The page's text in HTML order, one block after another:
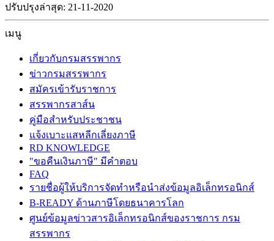
ปรับปรุงล่าสุด: 21-11-2020
เมนู
เกี่ยวกับกรมสรรพากร
ข่าวกรมสรรพากร
สมัครเข้ารับราชการ
สรรพากรสาส์น
คู่มือสำหรับประชาชน
แจ้งเบาะแสหลีกเลี่ยงภาษี
RD KNOWLEDGE
"ขอคืนเงินภาษี" มีคำตอบ
FAQ
รายชื่อผู้ให้บริการจัดทำหรือนำส่งข้อมูลอิเล็กทรอนิกส์
B-READY ด้านภาษีโดยธนาคารโลก
ศูนย์ข้อมูลข่าวสารอิเล็กทรอนิกส์ของราชการ กรม
สรรพากร